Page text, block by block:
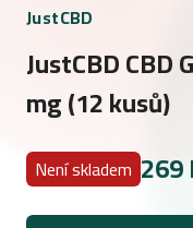
JustCBD CBD
mg (12 kusů)
JustCBD
Není skladem 269